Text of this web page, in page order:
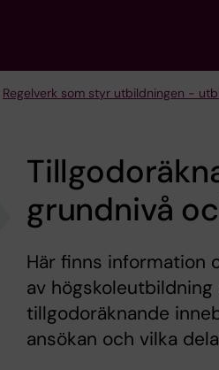
Regelverk som styr utbildningen -
grundnivå
Här finns information
av
tillgodoräknande
ansökan och vilka